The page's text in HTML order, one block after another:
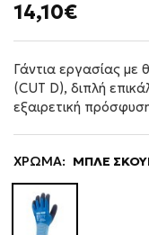
14,10€
Γάντια εργασίας με
(CUT D), διπλή
εξαιρετική
ΧΡΩΜΑ: ΜΠΛΕ